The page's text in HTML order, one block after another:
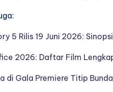
5 Rilis 19 Juni 2026:
2026: Daftar Film
di Gala Premiere Titip